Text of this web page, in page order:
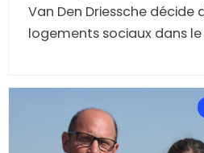
Van Den Driessche décide
logements sociaux dans le
fontenoifs, il s'agit
transition, d'un "entre
dure plus ou moins